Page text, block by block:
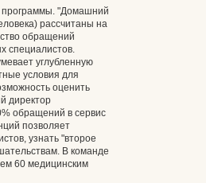
программы. "Домашний
рассчитаны на
обращений
специалистов.
углубленную
условия для
оценить
директор
обращений в сервис
позволяет
узнать "второе
В команде
60 медицинским